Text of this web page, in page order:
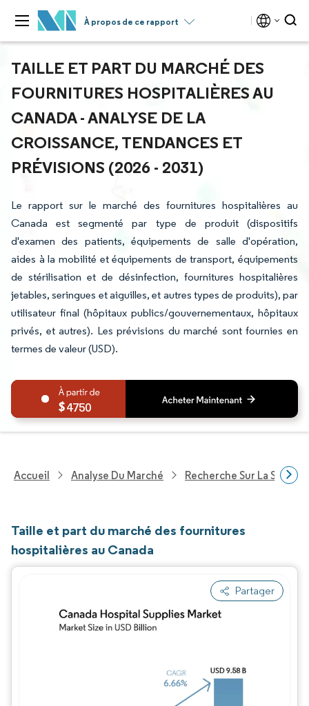
À propos de ce rapport
TAILLE ET PART DU MARCHÉ DES
FOURNITURES HOSPITALIÈRES AU
CANADA - ANALYSE DE LA
CROISSANCE, TENDANCES ET
PRÉVISIONS (2026 - 2031)
Le rapport sur le marché des fournitures hospitalières au
Canada est segmenté par type de produit (dispositifs
d'examen des patients, équipements de salle d'opération,
aides à la mobilité et équipements de transport, équipements
de stérilisation et de désinfection, fournitures hospitalières
jetables, seringues et aiguilles, et autres types de produits), par
utilisateur final (hôpitaux publics/gouvernementaux, hôpitaux
privés, et autres). Les prévisions du marché sont fournies en
termes de valeur (USD).
4750
Accueil Analyse Du Marché Recherche Sur La Santé
Taille et part du marché des fournitures
hospitalières au Canada
Partager